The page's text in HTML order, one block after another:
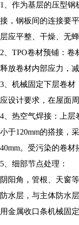
1、作为基层的压型钢
接，钢板间的连接要
层应平整、干燥、无
2、TPO卷材预铺：卷
释放卷材内部应力，
3、机械固定下层卷材
应设计要求，在屋面
4、热空气焊接：上层
小于120mm的搭接，
40mm。受污染的卷材
5、细部节点处理：
阴阳角，管根、天窗
防水层，与主体防水
用金属收口条机械固